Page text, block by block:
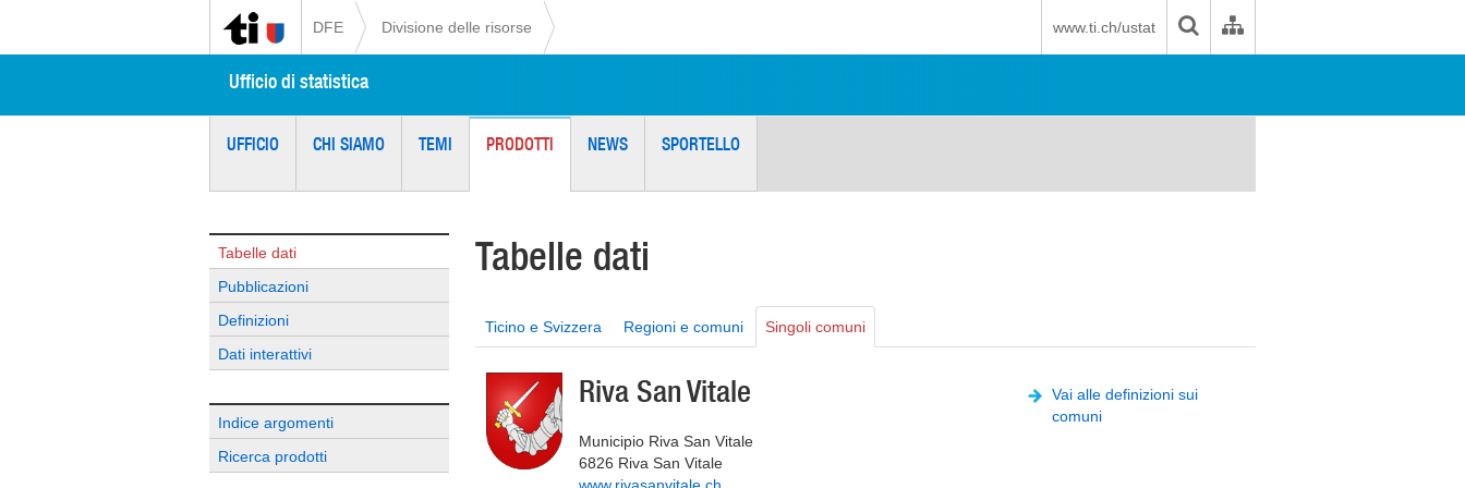
DFE Divisione delle risorse www.ti.ch/ustat
Ufficio di statistica
UFFICIO CHI SIAMO TEMI PRODOTTI NEWS SPORTELLO
Tabelle dati
Pubblicazioni
Definizioni
Dati interattivi
Indice argomenti
Ricerca prodotti
Tabelle dati
Ticino e Svizzera Regioni e comuni Singoli comuni
Riva San Vitale
Municipio Riva San Vitale
6826 Riva San Vitale
Vai alle definizioni sui
comuni